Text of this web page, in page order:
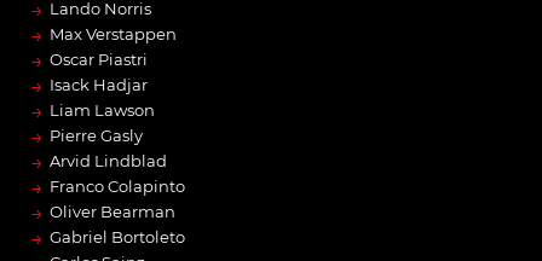
→ Lando Norris
→ Max Verstappen
→ Oscar Piastri
→ Isack Hadjar
→ Liam Lawson
→ Pierre Gasly
→ Arvid Lindblad
→ Franco Colapinto
→ Oliver Bearman
→ Gabriel Bortoleto